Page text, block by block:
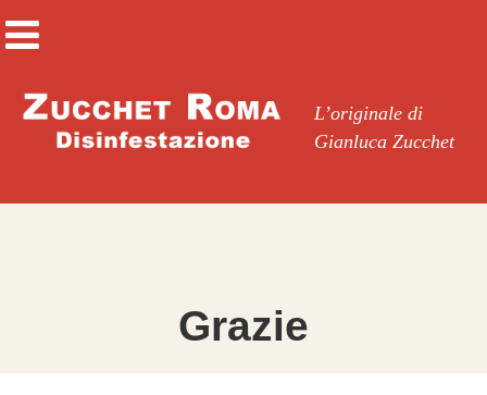
L’originale di
Gianluca Zucchet
Grazie